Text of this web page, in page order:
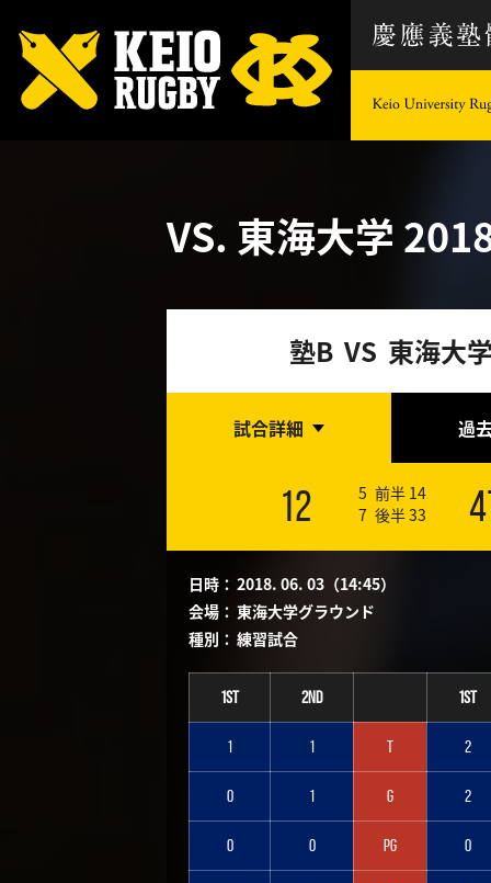
VS. 東海大学
塾B VS 東海大
試合詳細 過
12 5 前半 14
7 後半33
日時： 2018. 06. 03（14:45）
会場： 東海大学グラウンド
種別： 練習試合
1st 2nd 1st
1 1 T 2
0 1 G 2
0 0 PG 0